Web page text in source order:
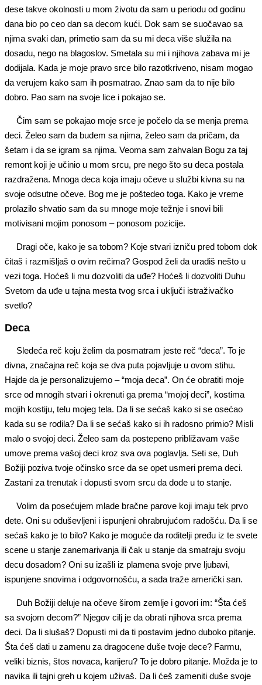
dese takve okolnosti u mom životu da sam u periodu od godinu
dana bio po ceo dan sa decom kući. Dok sam se suočavao sa
njima svaki dan, primetio sam da su mi deca više služila na
dosadu, nego na blagoslov. Smetala su mi i njihova zabava mi je
dodijala. Kada je moje pravo srce bilo razotkriveno, nisam mogao
da verujem kako sam ih posmatrao. Znao sam da to nije bilo
dobro. Pao sam na svoje lice i pokajao se.
Čim sam se pokajao moje srce je počelo da se menja prema
deci. Želeo sam da budem sa njima, želeo sam da pričam, da
šetam i da se igram sa njima. Veoma sam zahvalan Bogu za taj
remont koji je učinio u mom srcu, pre nego što su deca postala
razdražena. Mnoga deca koja imaju očeve u službi kivna su na
svoje odsutne očeve. Bog me je poštedeo toga. Kako je vreme
prolazilo shvatio sam da su mnoge moje težnje i snovi bili
motivisani mojim ponosom – ponosom pozicije.
Dragi oče, kako je sa tobom? Koje stvari izniču pred tobom dok
čitaš i razmišljaš o ovim rečima? Gospod želi da uradiš nešto u
vezi toga. Hoćeš li mu dozvoliti da uđe? Hoćeš li dozvoliti Duhu
Svetom da uđe u tajna mesta tvog srca i uključi istraživačko
svetlo?
Deca
Sledeća reč koju želim da posmatram jeste reč “deca”. To je
divna, značajna reč koja se dva puta pojavljuje u ovom stihu.
Hajde da je personalizujemo – “moja deca”. On će obratiti moje
srce od mnogih stvari i okrenuti ga prema “mojoj deci”, kostima
mojih kostiju, telu mojeg tela. Da li se sećaš kako si se osećao
kada su se rodila? Da li se sećaš kako si ih radosno primio? Misli
malo o svojoj deci. Želeo sam da postepeno približavam vaše
umove prema vašoj deci kroz sva ova poglavlja. Seti se, Duh
Božiji poziva tvoje očinsko srce da se opet usmeri prema deci.
Zastani za trenutak i dopusti svom srcu da dođe u to stanje.
Volim da posećujem mlade bračne parove koji imaju tek prvo
dete. Oni su oduševljeni i ispunjeni ohrabrujućom radošću. Da li se
sećaš kako je to bilo? Kako je moguće da roditelji pređu iz te svete
scene u stanje zanemarivanja ili čak u stanje da smatraju svoju
decu dosadom? Oni su izašli iz plamena svoje prve ljubavi,
ispunjene snovima i odgovornošću, a sada traže američki san.
Duh Božiji deluje na očeve širom zemlje i govori im: “Šta ćeš
sa svojom decom?” Njegov cilj je da obrati njihova srca prema
deci. Da li slušaš? Dopusti mi da ti postavim jedno duboko pitanje.
Šta ćeš dati u zamenu za dragocene duše tvoje dece? Farmu,
veliki biznis, štos novaca, karijeru? To je dobro pitanje. Možda je to
navika ili tajni greh u kojem uživaš. Da li ćeš zameniti duše svoje